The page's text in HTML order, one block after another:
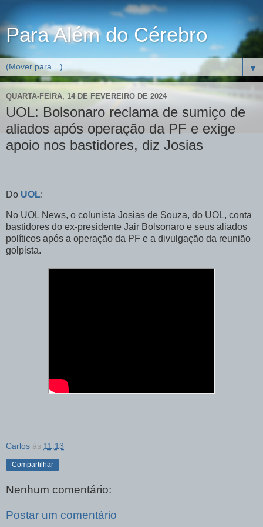
Para Além do Cérebro
▼
QUARTA-FEIRA, 14 DE FEVEREIRO DE 2024
UOL: Bolsonaro reclama de sumiço de
aliados após operação da PF e exige
apoio nos bastidores, diz Josias
Do UOL:
No UOL News, o colunista Josias de Souza, do UOL, conta
bastidores do ex-presidente Jair Bolsonaro e seus aliados
políticos após a operação da PF e a divulgação da reunião
golpista.
Carlos às 11:13
Compartilhar
Nenhum comentário:
Postar um comentário